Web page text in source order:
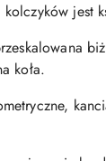
jest
koła.